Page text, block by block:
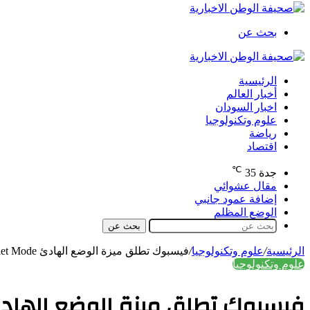
بحث عن
الرئيسية
أخبار العالم
اخبار السودان
علوم وتكنولوجيا
رياضة
اقتصاد
جدة 35
℃
مقال عشوائي
إضافة عمود جانبي
الوضع المظلم
بحث عن
الرئيسية/علوم وتكنولوجيا/فيسبوك تطلق ميزة الوضع الهادئ Quiet Mode
علوم وتكنولوجيا